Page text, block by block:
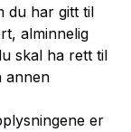
du har gitt til
alminnelig
skal ha rett til
annen
er